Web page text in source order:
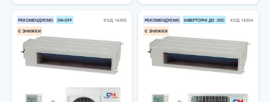
РЕКОМЕНДУЄМО ОN-ОFF
Є ЗНИЖКИ
КОД 16305 РЕКОМЕНДУЄМО ІНВЕРТОРНІ ДО -20С
Є ЗНИЖКИ
КОД 16304